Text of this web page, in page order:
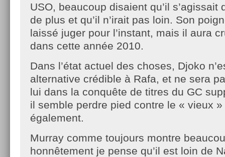
USO, beaucoup disaient qu’il s’agissait
de plus et qu’il n’irait pas loin. Son
laissé juger pour l’instant, mais il aura
dans cette année 2010.
Dans l’état actuel des choses, Djoko
alternative crédible à Rafa, et ne sera
lui dans la conquête de titres du GC
il semble perdre pied contre le « vieux
également.
Murray comme toujours montre
honnêtement je pense qu’il est loin de